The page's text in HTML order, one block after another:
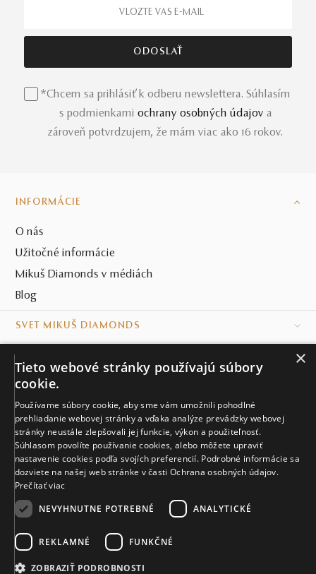
*Chcem sa prihlásiť k odberu newslettera. Súhlasím
s podmienkami ochrany osobných údajov a
zároveň potvrdzujem, že mám viac ako 16 rokov.
INFORMÁCIE
O nás
Užitočné informácie
Mikuš Diamonds v médiách
Blog
SVET MIKUŠ DIAMONDS
KONTAKT
Naše klenotníctva
Sídlo spoločnosti
© MIKUŠ DIAMONDS, A.S. 2026. VŠETKY PRÁVA VYHRADENÉ.
×
Tieto webové stránky používajú súbory
cookie.
Používame súbory cookie, aby sme vám umožnili pohodlné
prehliadanie webovej stránky a vďaka analýze prevádzky webovej
stránky neustále zlepšovali jej funkcie, výkon a použiteľnosť.
Súhlasom povolíte používanie cookies, alebo môžete upraviť
nastavenie cookies podľa svojích preferencií. Podrobné informácie sa
dozviete na našej web stránke v časti Ochrana osobných údajov.
Prečítať viac
NEVYHNUTNE POTREBNÉ
ANALYTICKÉ
REKLAMNÉ FUNKČNÉ
ZOBRAZIŤ PODROBNOSTI